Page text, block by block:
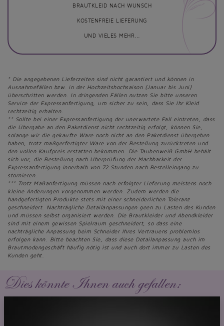
BRAUTKLEID NACH WUNSCH
KOSTENFREIE LIEFERUNG
UND VIELES MEHR...
* Die angegebenen Lieferzeiten sind nicht garantiert und können in
Ausnahmefällen bzw. in der Hochzeitshochsaison (Januar bis Juni)
überschritten werden. In dringenden Fällen nutzen Sie bitte unseren
Service der Expressanfertigung, um sicher zu sein, dass Sie Ihr Kleid
rechtzeitig erhalten.
** Sollte bei einer Expressanfertigung der unerwartete Fall eintreten, dass
die Übergabe an den Paketdienst nicht rechtzeitig erfolgt, können Sie,
solange wir die gekaufte Ware noch nicht an den Paketdienst übergeben
haben, trotz maßgerfertigter Ware von der Bestellung zurücktreten und
den vollen Kaufpreis erstatten bekommen. Die Taubenweiß GmbH behält
sich vor, die Bestellung nach Überprüfung der Machbarkeit der
Expressanfertigung innerhalb von 72 Stunden nach Bestelleingang zu
stornieren.
*** Trotz Maßanfertigung müssen nach erfolgter Lieferung meistens noch
kleine Änderungen vorgenommen werden. Zudem werden die
handgefertigten Produkte stets mit einer schneiderlichen Toleranz
geschneidert. Nachträgliche Detailanpassungen geen zu Lasten des Kunden
und müssen selbst organisiert werden. Die Brautkleider und Abendkleider
sind mit einem gewissen Spielraum geschneidert, so dass eine
nachträgliche Anpassung beim Schneider Ihres Vertrauens problemlos
erfolgen kann. Bitte beachten Sie, dass diese Detailanpassung auch im
Brautmodengeschäft häufig nötig ist und auch dort immer zu Lasten des
Kunden geht.
Dies könnte Ihnen auch gefallen: